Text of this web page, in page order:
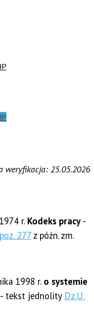
weryfikacja: 25.05.2026
r. Kodeks pracy -
277 z późn. zm.
1998 r. o systemie
- tekst jednolity Dz.U.